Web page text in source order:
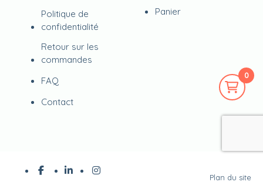
0
Politique de
confidentialité
Retour sur les
commandes
FAQ
Contact
Panier
Plan du site